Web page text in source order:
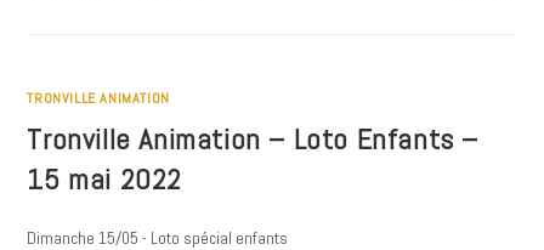
FORAINE
!
TRONVILLE ANIMATION
Tronville Animation – Loto Enfants –
15 mai 2022
Dimanche 15/05 - Loto spécial enfants